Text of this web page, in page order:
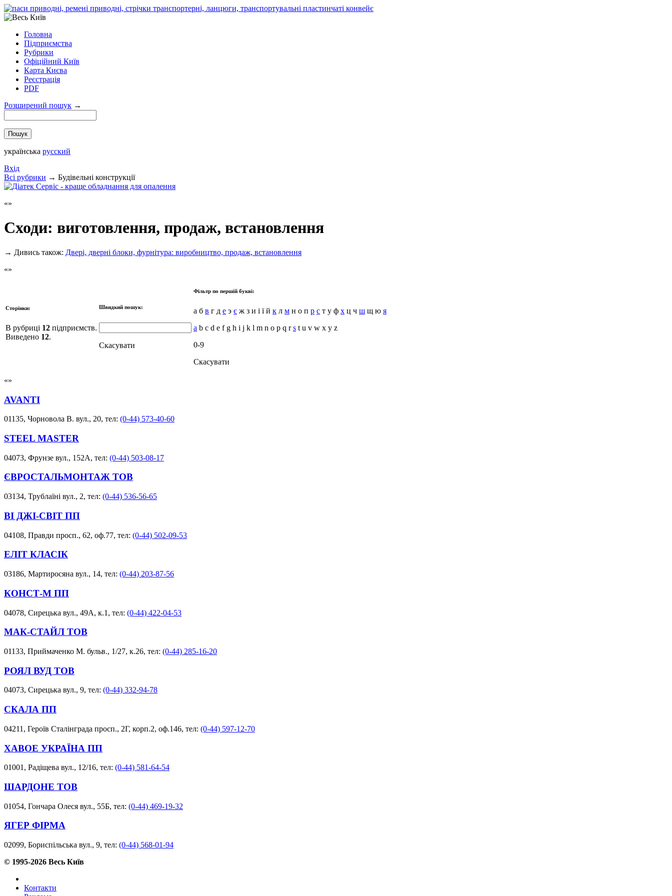
Головна
Підприємства
Рубрики
Офіційний Київ
Карта Києва
Реєстрація
PDF
Розширений пошук →
українська русский
Вхід
Всi рубрики → Будівельні конструкції
Сходи: виготовлення, продаж, встановлення
→ Дивись також: Двері, дверні блоки, фурнітура: виробництво, продаж, встановлення
Сторінки:
В рубриці 12 підприємств.
Виведено 12.
Швидкий пошук:
Скасувати
Фільтр по першій букві:
а б в г д е э є ж з и і ї й к л м н о п р с т у ф х ц ч ш щ ю я
a b c d e f g h i j k l m n o p q rs t u v w x y z
0-9
Скасувати
AVANTI
01135, Чорновола В. вул., 20, тел: (0-44) 573-40-60
STEEL MASTER
04073, Фрунзе вул., 152А, тел: (0-44) 503-08-17
ЄВРОСТАЛЬМОНТАЖ ТОВ
03134, Трублаїні вул., 2, тел: (0-44) 536-56-65
ВІ ДЖІ-СВІТ ПП
04108, Правди просп., 62, оф.77, тел: (0-44) 502-09-53
ЕЛІТ КЛАСІК
03186, Мартиросяна вул., 14, тел: (0-44) 203-87-56
КОНСТ-М ПП
04078, Сирецька вул., 49А, к.1, тел: (0-44) 422-04-53
МАК-СТАЙЛ ТОВ
01133, Приймаченко М. бульв., 1/27, к.26, тел: (0-44) 285-16-20
РОЯЛ ВУД ТОВ
04073, Сирецька вул., 9, тел: (0-44) 332-94-78
СКАЛА ПП
04211, Героїв Сталінграда просп., 2Г, корп.2, оф.146, тел: (0-44) 597-12-70
ХАВОЕ УКРАЇНА ПП
01001, Радіщева вул., 12/16, тел: (0-44) 581-64-54
ШАРДОНЕ ТОВ
01054, Гончара Олеся вул., 55Б, тел: (0-44) 469-19-32
ЯГЕР ФІРМА
02099, Бориспільська вул., 9, тел: (0-44) 568-01-94
© 1995-2026 Весь Київ
Контакти